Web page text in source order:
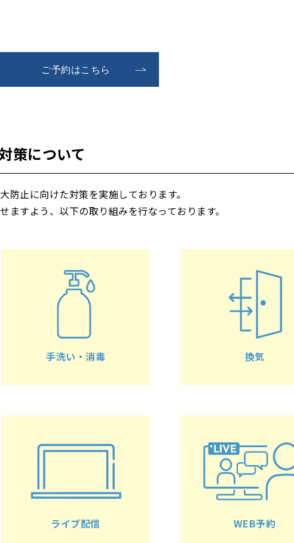
ご予約はこちら
策について
止に向けた対策を実施しております。
すよう、以下の取り組みを行なっております。
手洗い・消毒 換気
ライブ配信 WEB予約